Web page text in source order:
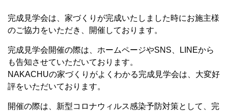
完成見学会は、家づくりが完成いたしました時にお施主様
のご協力をいただき、開催しております。
完成見学会開催の際は、ホームページやSNS、LINEから
も告知させていただいております。
NAKACHUの家づくりがよくわかる完成見学会は、大変好
評をいただいております。
開催の際は、新型コロナウィルス感染予防対策として、完